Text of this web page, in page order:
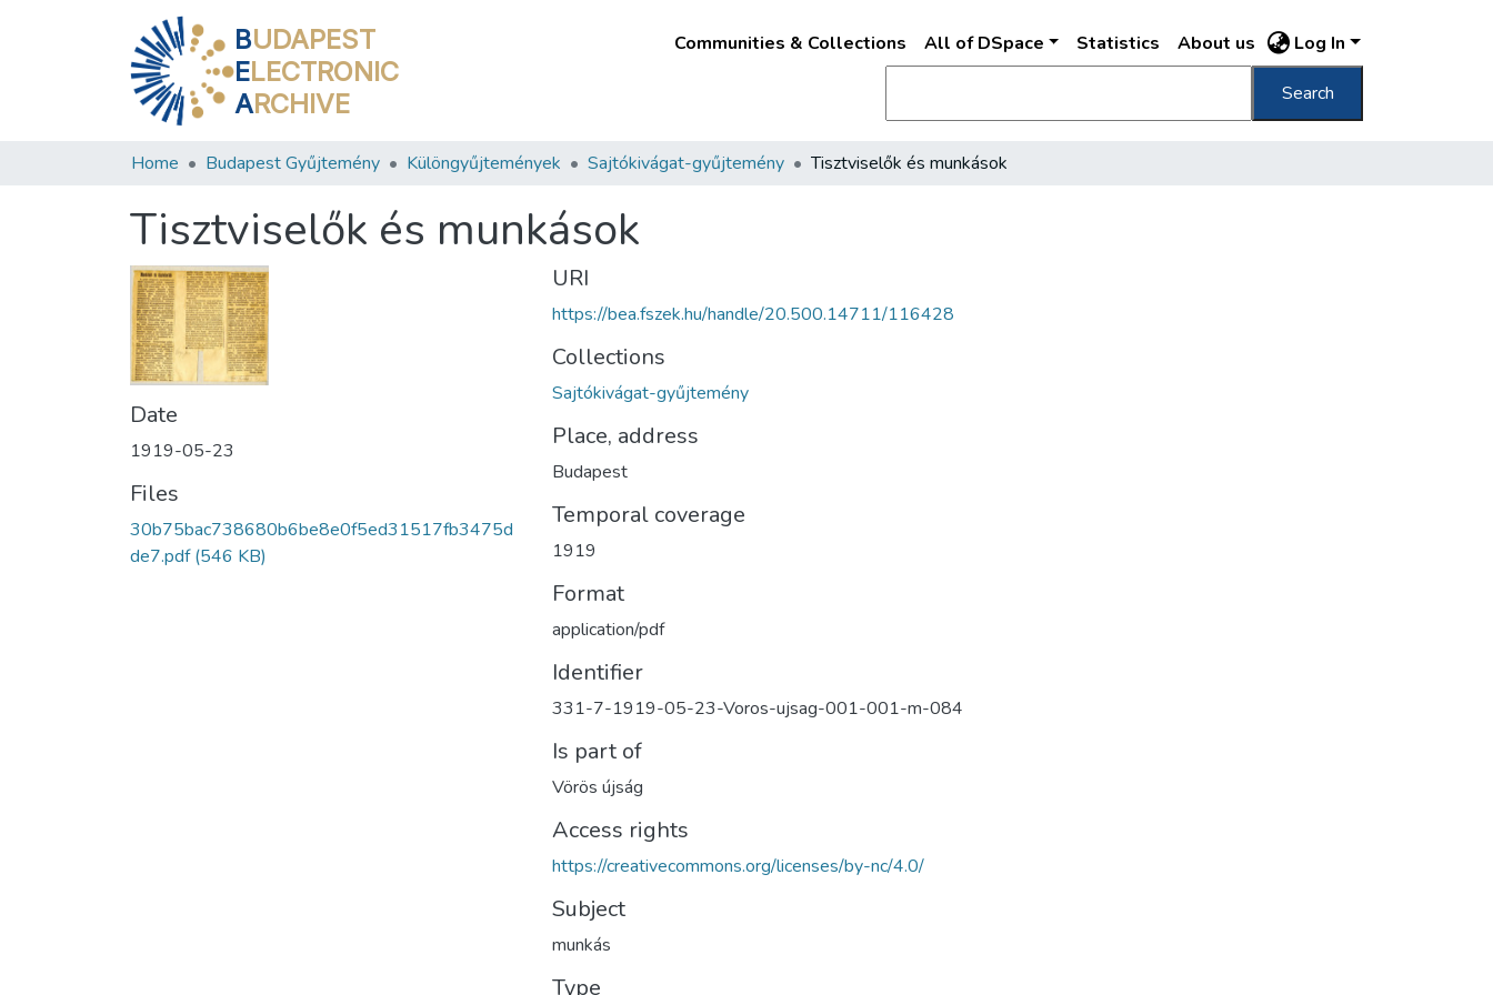
BUDAPEST
ELECTRONIC
ARCHIVE
Communities & Collections All of DSpace Statistics About us Log In
Search
Home Budapest Gyűjtemény Különgyűjtemények Sajtókivágat-gyűjtemény Tisztviselők és munkások
Tisztviselők és munkások
Date
1919-05-23
Files
30b75bac738680b6be8e0f5ed31517fb3475d
de7.pdf(546 KB)
URI
https://bea.fszek.hu/handle/20.500.14711/116428
Collections
Sajtókivágat-gyűjtemény
Place, address
Budapest
Temporal coverage
1919
Format
application/pdf
Identifier
331-7-1919-05-23-Voros-ujsag-001-001-m-084
Is part of
Vörös újság
Access rights
https://creativecommons.org/licenses/by-nc/4.0/
Subject
munkás
Type